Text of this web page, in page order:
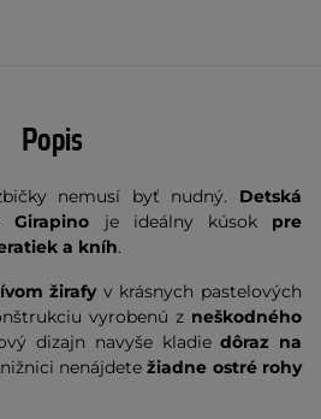
Popis
nemusí byť nudný. Detská
Girapino je ideálny kúsokpre
a kníh.
žirafyv krásnych pastelových
vyrobenú z neškodného
dizajn navyše kladiedôraz na
nenájdetežiadne ostré rohy